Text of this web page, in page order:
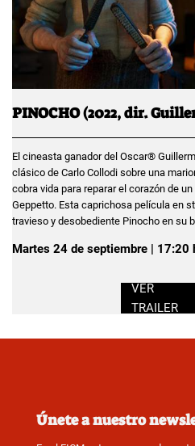
PINOCHO (2022, dir.
El cineasta ganador del Oscar®
clásico de Carlo Collodi sobre una
cobra vida para reparar el corazón de
Geppetto. Esta caprichosa película en
travieso y desobediente Pinocho en su
Martes 24 de septiembre | 17:20
VER
TRAILER
Únete a nuestro